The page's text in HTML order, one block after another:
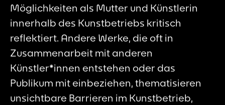
Möglichkeiten als Mutter und Künstlerin
innerhalb des Kunstbetriebs kritisch
reflektiert. Andere Werke, die oft in
Zusammenarbeit mit anderen
Künstler*innen entstehen oder das
Publikum mit einbeziehen, thematisieren
unsichtbare Barrieren im Kunstbetrieb,